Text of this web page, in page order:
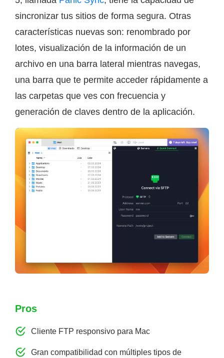
sincronizar tus sitios de forma segura. Otras
características nuevas son: renombrado por
lotes, visualización de la información de un
archivo en una barra lateral mientras navegas,
una barra que te permite acceder rápidamente a
las carpetas que ves con frecuencia y
generación de claves dentro de la aplicación.
Pros
Cliente FTP responsivo para Mac
Gran compatibilidad con múltiples tipos de